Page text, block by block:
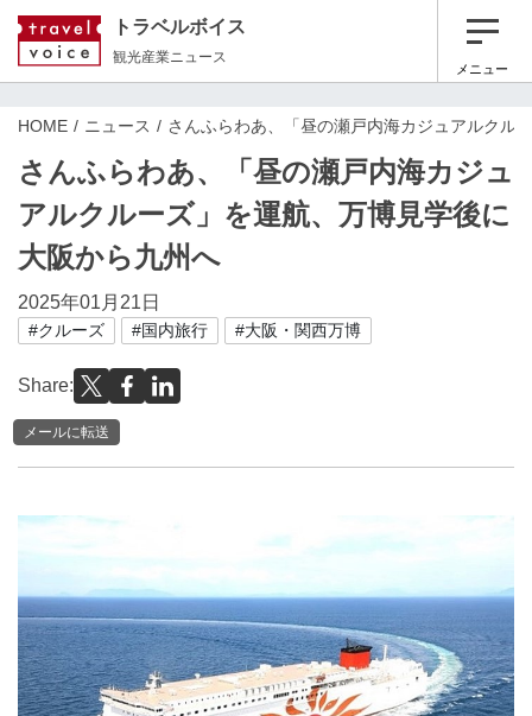
トラベルボイス
観光産業ニュース
メニュー
HOME ニュース さんふらわあ、「昼の瀬戸内海カジュアルクル
さんふらわあ、「昼の瀬戸内海カジュ
アルクルーズ」を運航、万博見学後に
大阪から九州へ
2025年01月21日
#クルーズ #国内旅行 #大阪・関西万博
Share:
メールに転送